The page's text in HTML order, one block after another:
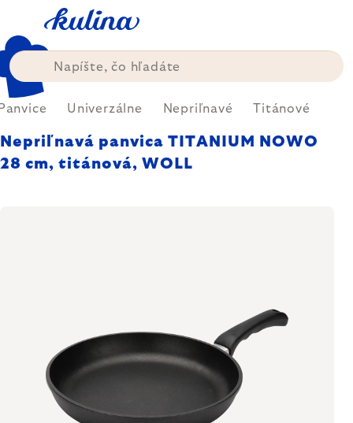
obsah
Univerzálne Nepriľnavé Titánové
Nepriľnavá panvica TITANIUM NOWO
28 cm, titánová, WOLL